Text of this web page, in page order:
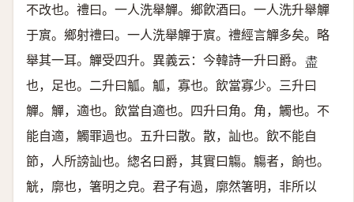
不改也。 禮曰。一人洗舉觶。 鄉飮酒曰。一人洗升舉觶
于賔。鄉射禮曰。一人洗舉觶于賔。禮經言觶多矣。略
舉其一耳。 觶受四升。 異義云：今韓詩一升曰爵。 𧗊
也，足也。二升曰觚。觚，寡也。飲當寡少。三升曰
觶。觶，適也。飲當自適也。四升曰角。角，觸也。不
能自適，觸罪過也。五升曰散。散，訕也。飲不能自
節，人所謗訕也。緫名曰爵，其實曰觴。觴者，餉也。
觥，廓也，箸明之皃。君子有過，廓然箸明，非所以